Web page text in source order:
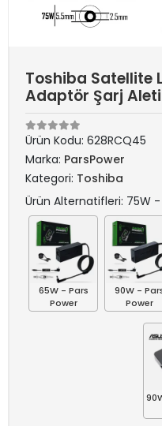
Toshiba Satellite
Adaptör Şarj
Ürün Kodu: 628RCQ45
Marka: ParsPower
Kategori: Toshiba
Ürün Alternatifleri: 75W -
65W - Pars
Power
90W -
Power